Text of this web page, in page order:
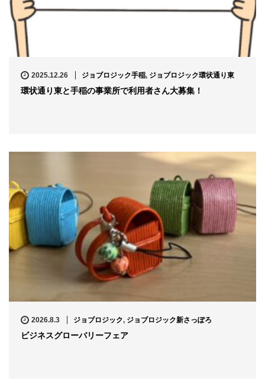
2025.12.26 ジョブロジック手稲, ジョブロジック環状通り東
環状通り東と手稲の事業所で利用者さん大募集！
2026.8.3 ジョブロジック, ジョブロジック新さっぽろ
ビジネスグローバリーフェア